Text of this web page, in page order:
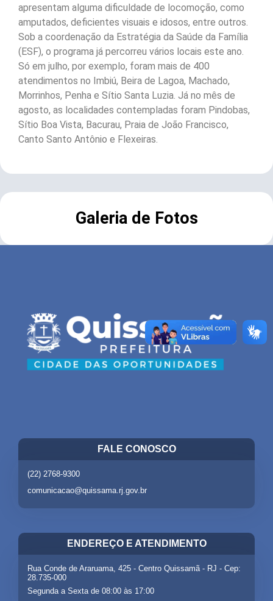
apresentam alguma dificuldade de locomoção, como
amputados, deficientes visuais e idosos, entre outros.
Sob a coordenação da Estratégia da Saúde da Família
(ESF), o programa já percorreu vários locais este ano.
Só em julho, por exemplo, foram mais de 400
atendimentos no Imbiú, Beira de Lagoa, Machado,
Morrinhos, Penha e Sítio Santa Luzia. Já no mês de
agosto, as localidades contempladas foram Pindobas,
Sítio Boa Vista, Bacurau, Praia de João Francisco,
Canto Santo Antônio e Flexeiras.
Galeria de Fotos
FALE CONOSCO
(22) 2768-9300
comunicacao@quissama.rj.gov.br
ENDEREÇO E ATENDIMENTO
Rua Conde de Araruama, 425 - Centro Quissamã - RJ - Cep:
28.735-000
Segunda a Sexta de 08:00 às 17:00